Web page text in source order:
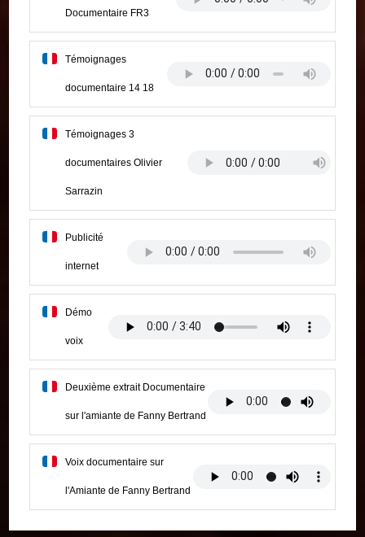
Documentaire FR3
Témoignages
documentaire 14 18
Témoignages 3
documentaires Olivier
Sarrazin
Publicité
internet
Démo
voix
Deuxième extrait Documentaire
sur l'amiante de Fanny Bertrand
Voix documentaire sur
l'Amiante de Fanny Bertrand